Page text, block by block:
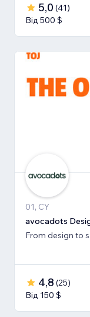
5,0 (41)
Від 500 $
01, CY
avocadots
From design to
4,8 (25)
Від 150 $